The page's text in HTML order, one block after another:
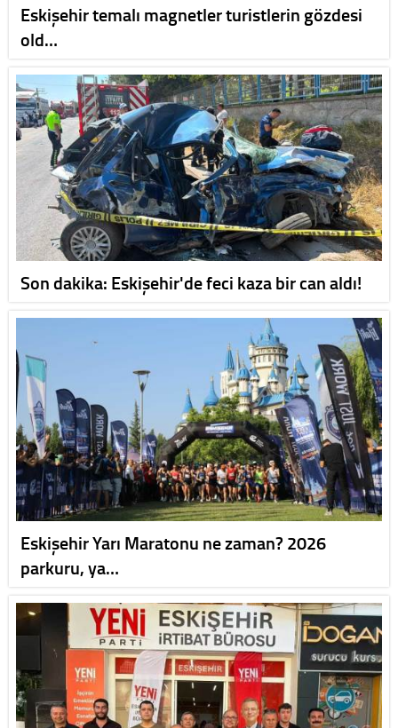
Eskişehir temalı magnetler turistlerin gözdesi
old…
Son dakika: Eskişehir'de feci kaza bir can aldı!
Eskişehir Yarı Maratonu ne zaman? 2026
parkuru, ya…